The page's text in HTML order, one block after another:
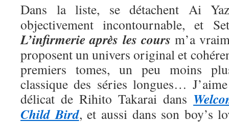
Dans la liste, se détachent Ai
objectivement incontournable, et
L’infirmerie après les cours m’a
proposent un univers original et
premiers tomes, un peu moins
classique des séries longues…
délicat de Rihito Takarai dans
Child Bird, et aussi dans son boy’s